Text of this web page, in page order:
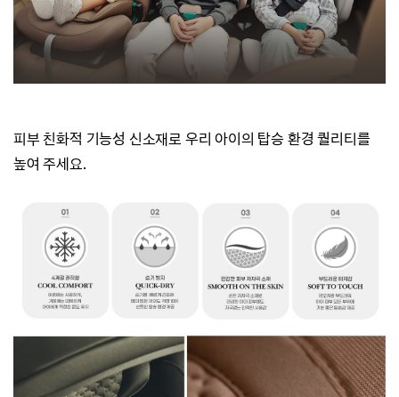
피부 친화적 기능성 신소재로 우리 아이의 탑승 환경 퀄리티를
높여 주세요.